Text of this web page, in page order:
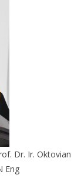
Dr. Ir. Oktovian
Eng